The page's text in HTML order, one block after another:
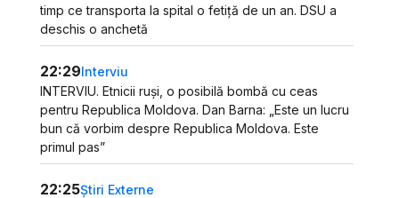
timp ce transporta la spital o fetiță de un an. DSU a
deschis o anchetă
22:29Interviu
INTERVIU. Etnicii ruși, o posibilă bombă cu ceas
pentru Republica Moldova. Dan Barna: „Este un lucru
bun că vorbim despre Republica Moldova. Este
primul pas”
22:25Știri Externe